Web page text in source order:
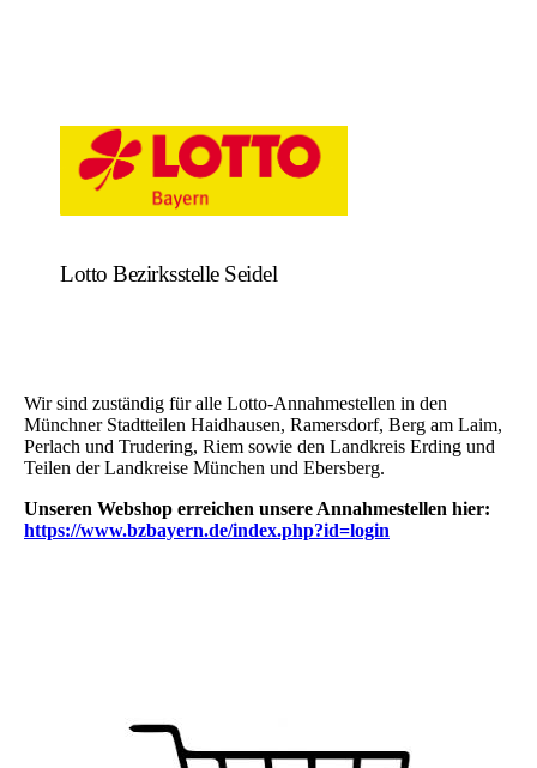
Lotto Bezirksstelle Seidel
Wir sind zuständig für alle Lotto-Annahmestellen in den
Münchner Stadtteilen Haidhausen, Ramersdorf, Berg am Laim,
Perlach und Trudering, Riem sowie den Landkreis Erding und
Teilen der Landkreise München und Ebersberg.
Unseren Webshop erreichen unsere Annahmestellen hier:
https://www.bzbayern.de/index.php?id=login